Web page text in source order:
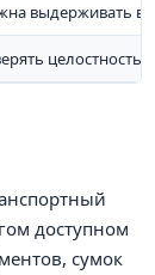
выдерживать
целостность
доступном
сумок